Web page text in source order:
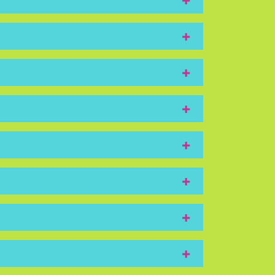
+
+
+
+
+
+
+